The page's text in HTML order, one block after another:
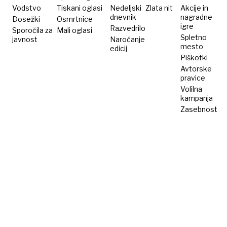
gre v
pravno
bitko
Vodstvo
Dosežki
Sporočila za
javnost
Tiskani oglasi
Osmrtnice
Mali oglasi
Nedeljski
dnevnik
Razvedrilo
Naročanje
edicij
Zlata nit
Akcije in
nagradne
igre
Spletno
mesto
Piškotki
Avtorske
pravice
Volilna
kampanja
Zasebnost